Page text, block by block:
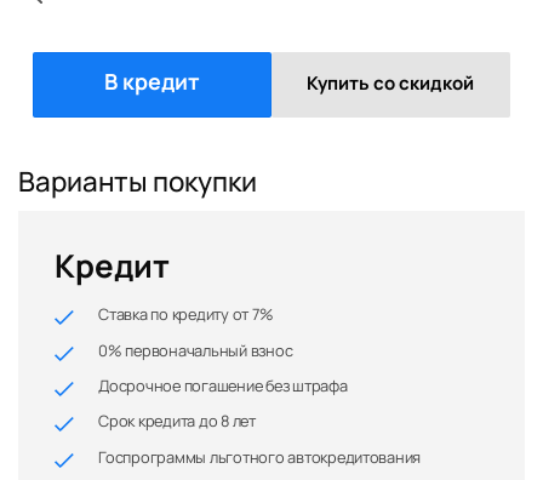
В кредит Купить со скидкой
Варианты покупки
Кредит
Ставка по кредиту от 7%
0% первоначальный взнос
Досрочное погашение без штрафа
Срок кредита до 8 лет
Госпрограммы льготного автокредитования